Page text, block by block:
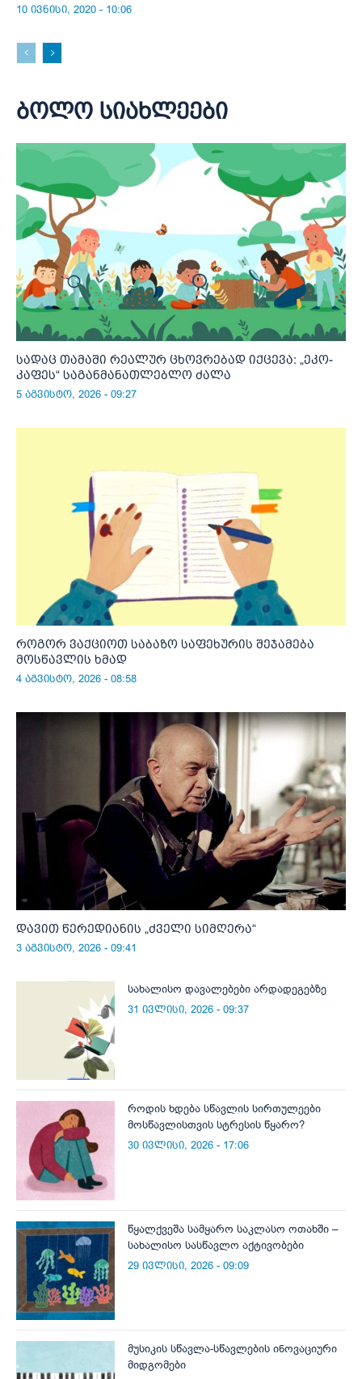
10 ივნისი, 2020 - 10:06
ბოლო სიახლეები
სადაც თამაში რეალურ ცხოვრებად იქცევა: „ეკო-
კაფეს“ საგანმანათლებლო ძალა
5 აგვისტო, 2026 - 09:27
როგორ ვაქციოთ საბაზო საფეხურის შეჯამება
მოსწავლის ხმად
4 აგვისტო, 2026 - 08:58
დავით წერედიანის „ძველი სიმღერა“
3 აგვისტო, 2026 - 09:41
სახალისო დავალებები არდადეგებზე
31 ივლისი, 2026 - 09:37
როდის ხდება სწავლის სირთულეები
მოსწავლისთვის სტრესის წყარო?
30 ივლისი, 2026 - 17:06
წყალქვეშა სამყარო საკლასო ოთახში –
სახალისო სასწავლო აქტივობები
29 ივლისი, 2026 - 09:09
მუსიკის სწავლა-სწავლების ინოვაციური
მიდგომები